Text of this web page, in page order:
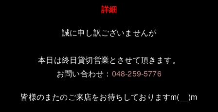
詳細
誠に申し訳ございませんが
本日は終日貸切営業とさせて頂きます。
お問い合わせ： 048-259-5776
皆様のまたのご来店をお待ちしておりますm(__)m